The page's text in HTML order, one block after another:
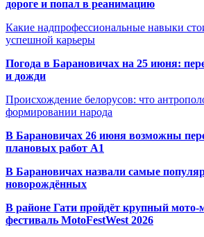
дороге и попал в реанимацию
Какие надпрофессиональные навыки
успешной карьеры
Погода в Барановичах на 25 июня:
и дожди
Происхождение белорусов: что
формировании народа
В Барановичах 26 июня возможны
плановых работ A1
В Барановичах назвали самые
новорождённых
В районе Гати пройдёт крупный
фестиваль MotoFestWest 2026